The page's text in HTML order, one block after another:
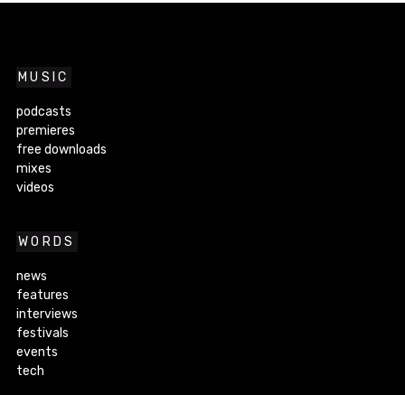
MUSIC
podcasts
premieres
free downloads
mixes
videos
WORDS
news
features
interviews
festivals
events
tech